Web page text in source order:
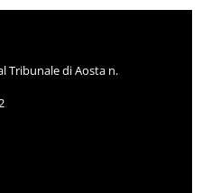
Tribunale di Aosta n.